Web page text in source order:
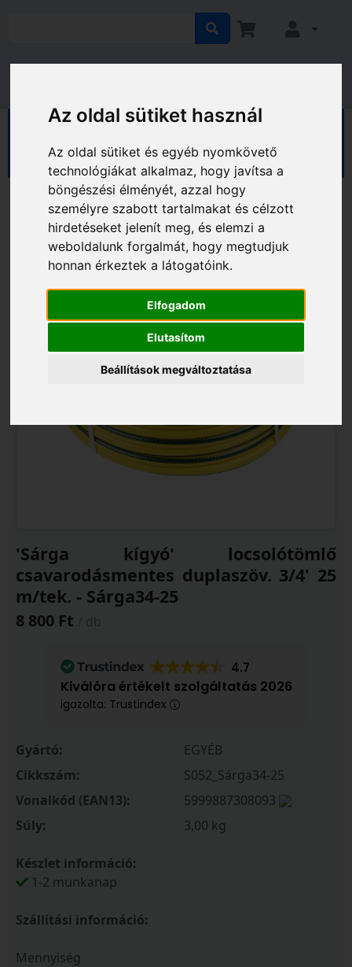
Az oldal sütiket használ
Az oldal sütiket és egyéb nyomkövető
technológiákat alkalmaz, hogy javítsa a
böngészési élményét, azzal hogy
személyre szabott tartalmakat és célzott
hirdetéseket jelenít meg, és elemzi a
weboldalunk forgalmát, hogy megtudjuk
honnan érkeztek a látogatóink.
Elfogadom
Elutasítom
Beállítások megváltoztatása
Öntözéstechnika
Kerti tömlők dobok
'Sárga kígyó' locsolótömlő
csavarodásmentes duplaszöv. 3/4' 25
m/tek. - Sárga34-25
8 800 Ft
4.7
Kiválóra értékelt szolgáltatás 2026
igazolta: Trustindex
Gyártó:
EGYÉB
Cikkszám:
S052_Sárga34-25
Vonalkód (EAN13):
5999887308093
Súly:
3,00 kg
Készlet információ:
1-2 munkanap
Szállítási információ:
Mennyiség